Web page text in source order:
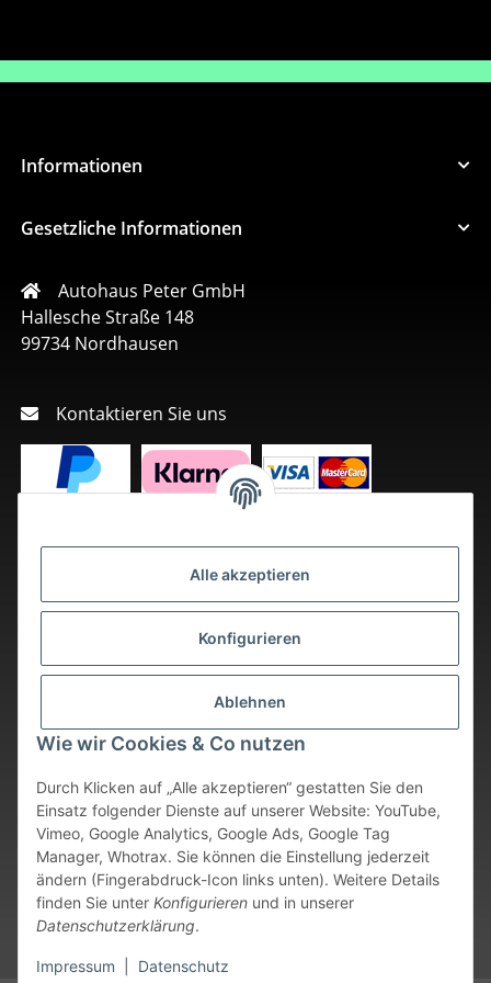
Alle akzeptieren
Konfigurieren
Ablehnen
Wie wir Cookies & Co nutzen
Durch Klicken auf „Alle akzeptieren“ gestatten Sie den
Einsatz folgender Dienste auf unserer Website: YouTube,
Vimeo, Google Analytics, Google Ads, Google Tag
Manager, Whotrax. Sie können die Einstellung jederzeit
ändern (Fingerabdruck-Icon links unten). Weitere Details
finden Sie unter Konfigurieren und in unserer
Datenschutzerklärung.
Impressum Datenschutz
Informationen
Gesetzliche Informationen
Autohaus Peter GmbH
Hallesche Straße 148
99734 Nordhausen
Kontaktieren Sie uns
Vertrag widerrufen
* Alle Preise inkl. gesetzlicher USt., zzgl.Versand
verfügbaren Artikeln erfolgt der Versand innerhalb von 24